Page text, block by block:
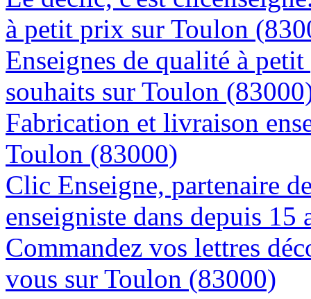
à petit prix sur Toulon
Enseignes de qualité à
souhaits sur Toulon
Fabrication et livraison
Toulon (83000)
Clic Enseigne, partenaire
enseigniste dans depuis
Commandez vos lettres
vous sur Toulon (83000)